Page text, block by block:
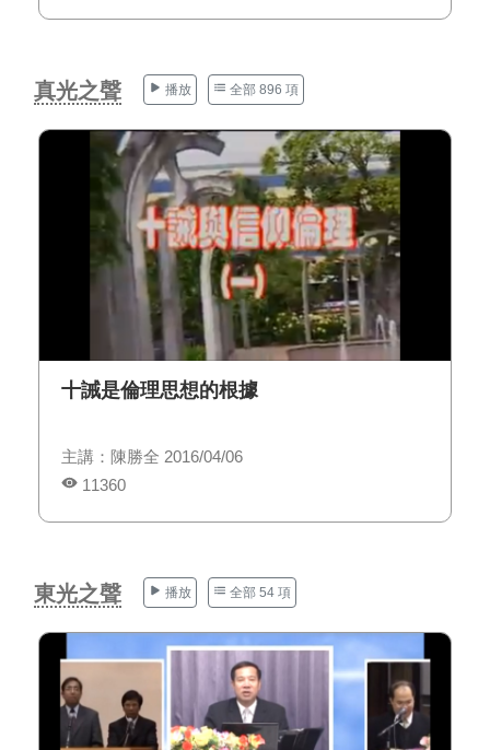
真光之聲 播放 全部 896 項
十誡是倫理思想的根據
主講：陳勝全 2016/04/06
11360
東光之聲 播放 全部 54 項